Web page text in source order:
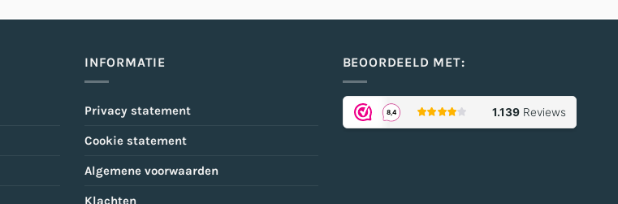
INFORMATIE
Privacy statement
Cookie statement
Algemene voorwaarden
BEOORDEELD MET: